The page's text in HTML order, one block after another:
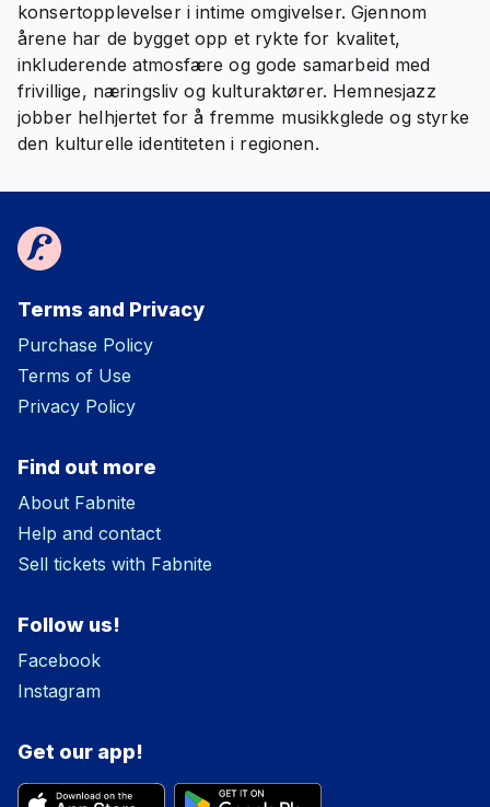
konsertopplevelser i intime omgivelser. Gjennom
årene har de bygget opp et rykte for kvalitet,
inkluderende atmosfære og gode samarbeid med
frivillige, næringsliv og kulturaktører. Hemnesjazz
jobber helhjertet for å fremme musikkglede og styrke
den kulturelle identiteten i regionen.
Terms and Privacy
Purchase Policy
Terms of Use
Privacy Policy
Find out more
About Fabnite
Help and contact
Sell tickets with Fabnite
Follow us!
Facebook
Instagram
Get our app!